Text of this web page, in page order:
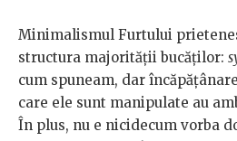
Minimalismul Furtului
structura majorității bucăților:
cum spuneam, dar
care ele sunt manipulate au
În plus, nu e nicidecum vorba